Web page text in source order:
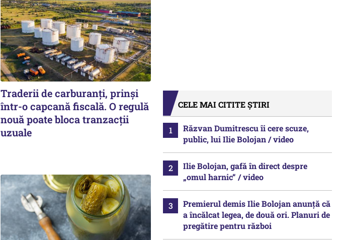
Traderii de carburanți, prinși
într-o capcană fiscală. O regulă
nouă poate bloca tranzacții
uzuale
CELE MAI CITITE ȘTIRI
Răzvan Dumitrescu îi cere scuze,
public, lui Ilie Bolojan / video
Ilie Bolojan, gafă în direct despre
„omul harnic“ / video
Premierul demis Ilie Bolojan anunță că
a încălcat legea, de două ori. Planuri de
pregătire pentru război